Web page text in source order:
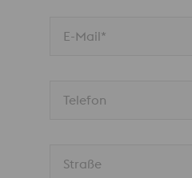
E-Mail*
Telefon
Straße